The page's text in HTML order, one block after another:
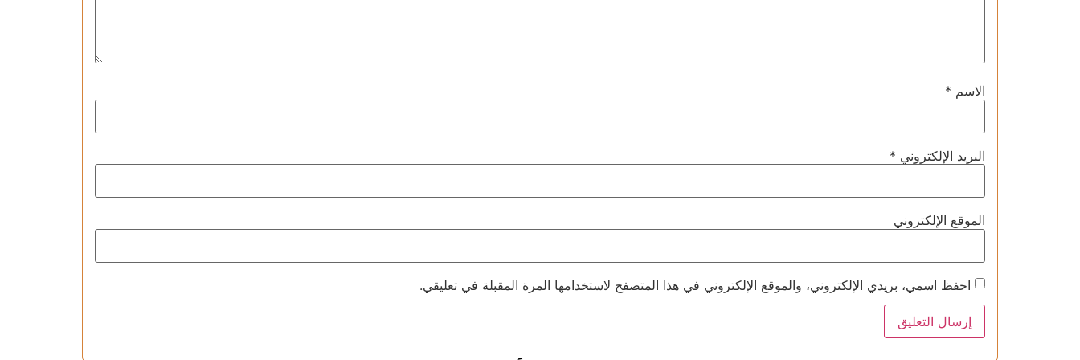
الاسم *
البريد الإلكتروني *
الموقع الإلكتروني
احفظ اسمي، بريدي الإلكتروني، والموقع الإلكتروني في هذا المتصفح لاستخدامها المرة المقبلة في تعليقي.